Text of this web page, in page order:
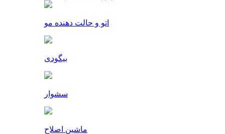
اتو و حالت دهنده مو
بیگودی
سشوار
ماشین اصلاح